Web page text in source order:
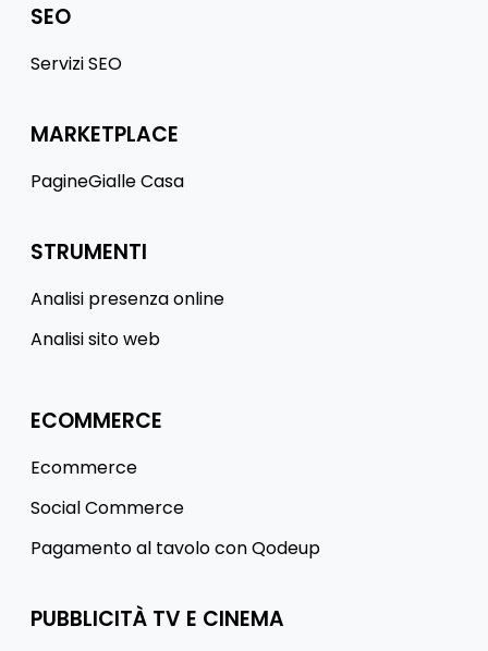
SEO
Servizi SEO
MARKETPLACE
PagineGialle Casa
STRUMENTI
Analisi presenza online
Analisi sito web
ECOMMERCE
Ecommerce
Social Commerce
Pagamento al tavolo con Qodeup
PUBBLICITÀ TV E CINEMA